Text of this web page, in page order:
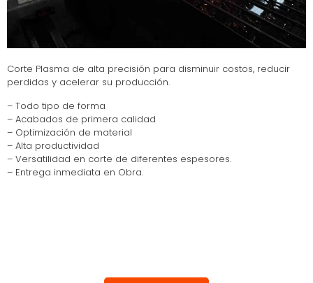
Corte Plasma de alta precisión para disminuir costos, reducir
perdidas y acelerar su producción.
– Todo tipo de forma
– Acabados de primera calidad
– Optimización de material
– Alta productividad
– Versatilidad en corte de diferentes espesores.
– Entrega inmediata en Obra.